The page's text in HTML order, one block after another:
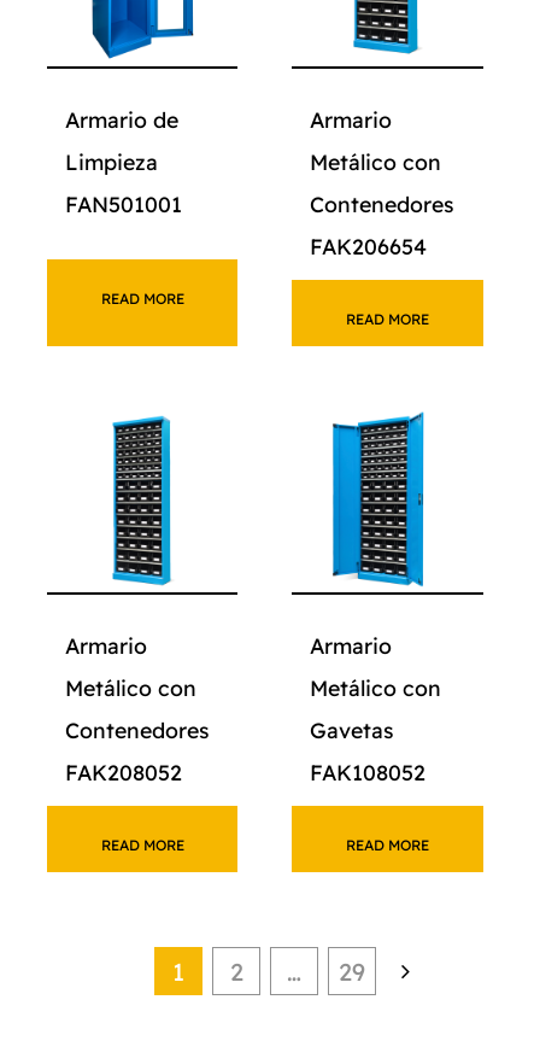
Armario de
Limpieza
FAN501001
READ MORE
Armario
Metálico con
Contenedores
FAK206654
READ MORE
Armario
Metálico con
Contenedores
FAK208052
READ MORE
Armario
Metálico con
Gavetas
FAK108052
READ MORE
1 2 … 29